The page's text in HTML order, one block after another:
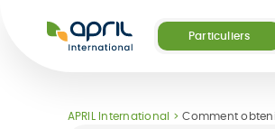
International
Particuliers
Nos offres(5)
Nos services
Nos services
Découvrir APRIL
APRIL International Comment